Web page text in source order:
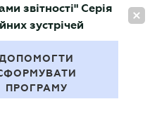
UA
звітності" Серія
зустрічей
ПРОГРАМУ